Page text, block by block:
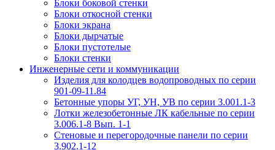
Блоки боковой стенки
Блоки откосной стенки
Блоки экрана
Блоки дырчатые
Блоки пустотелые
Блоки стенки
Инженерные сети и коммуникации
Изделия для колодцев водопроводных по серии
901-09-11.84
Бетонные упоры УГ, УН, УВ по серии 3.001.1-3
Лотки железобетонные ЛК кабельные по серии
3.006.1-8 Вып. 1-1
Стеновые и перегородочные панели по серии
3.902.1-12